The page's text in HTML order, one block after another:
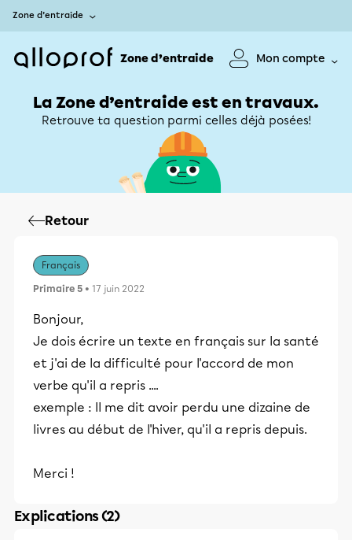
Zone d’entraide
Zone d’entraide Mon compte
La Zone d’entraide est en travaux.
Retrouve ta question parmi celles déjà posées!
Retour
Français
Primaire 5 • 17 juin 2022
Bonjour,
Je dois écrire un texte en français sur la santé
et j'ai de la difficulté pour l'accord de mon
verbe qu'il a repris ....
exemple : Il me dit avoir perdu une dizaine de
livres au début de l'hiver, qu'il a repris depuis.
Merci !
Explications (2)